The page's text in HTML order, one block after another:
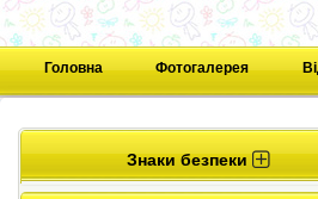
Головна Фотогалерея
Знаки безпеки